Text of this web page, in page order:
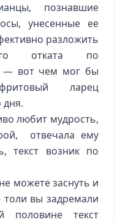
познавшие
унесенные ее
разложить
отката по
— вот чем мог бы
ларец
дня.
любит мудрость,
отвечала ему
текст возник по
можете заснуть и
толи вы задремали
половине текст